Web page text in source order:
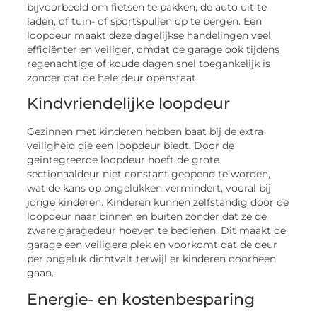
bijvoorbeeld om fietsen te pakken, de auto uit te
laden, of tuin- of sportspullen op te bergen. Een
loopdeur maakt deze dagelijkse handelingen veel
efficiënter en veiliger, omdat de garage ook tijdens
regenachtige of koude dagen snel toegankelijk is
zonder dat de hele deur openstaat.
Kindvriendelijke loopdeur
Gezinnen met kinderen hebben baat bij de extra
veiligheid die een loopdeur biedt. Door de
geïntegreerde loopdeur hoeft de grote
sectionaaldeur niet constant geopend te worden,
wat de kans op ongelukken vermindert, vooral bij
jonge kinderen. Kinderen kunnen zelfstandig door de
loopdeur naar binnen en buiten zonder dat ze de
zware garagedeur hoeven te bedienen. Dit maakt de
garage een veiligere plek en voorkomt dat de deur
per ongeluk dichtvalt terwijl er kinderen doorheen
gaan.
Energie- en kostenbesparing